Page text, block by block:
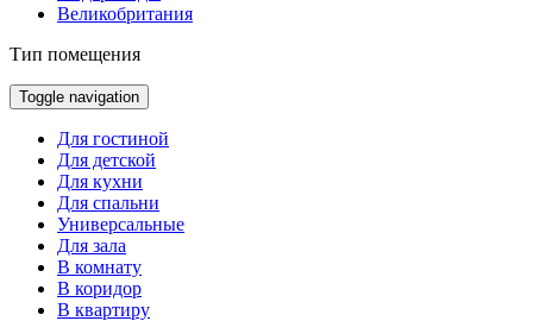
Великобритания
Тип помещения
Toggle navigation
Для гостиной
Для детской
Для кухни
Для спальни
Универсальные
Для зала
В комнату
В коридор
В квартиру